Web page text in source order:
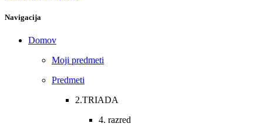
Navigacija
Domov
Moji predmeti
Predmeti
2.TRIADA
4. razred